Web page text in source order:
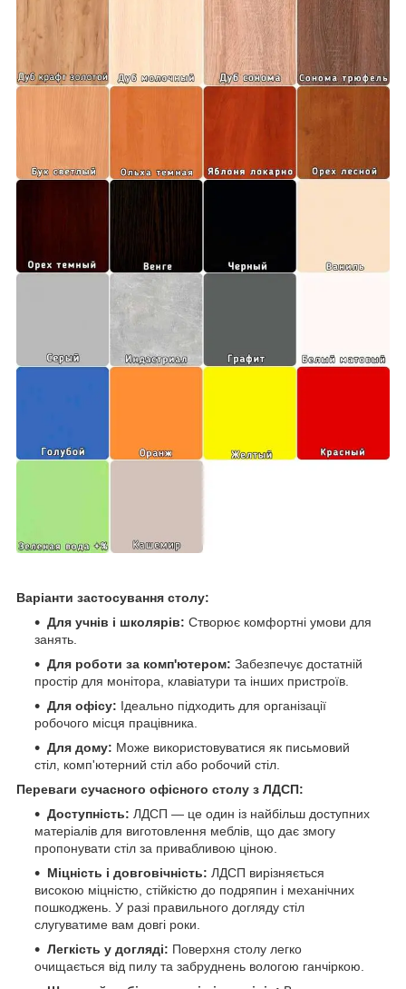
Варіанти застосування столу:
Для учнів і школярів: Створює комфортні умови для
занять.
Для роботи за комп'ютером: Забезпечує достатній
простір для монітора, клавіатури та інших пристроїв.
Для офісу: Ідеально підходить для організації
робочого місця працівника.
Для дому: Може використовуватися як письмовий
стіл, комп'ютерний стіл або робочий стіл.
Переваги сучасного офісного столу з ЛДСП:
Доступність: ЛДСП — це один із найбільш доступних
матеріалів для виготовлення меблів, що дає змогу
пропонувати стіл за привабливою ціною.
Міцність і довговічність: ЛДСП вирізняється
високою міцністю, стійкістю до подряпин і механічних
пошкоджень. У разі правильного догляду стіл
слугуватиме вам довгі роки.
Легкість у догляді: Поверхня столу легко
очищається від пилу та забруднень вологою ганчіркою.